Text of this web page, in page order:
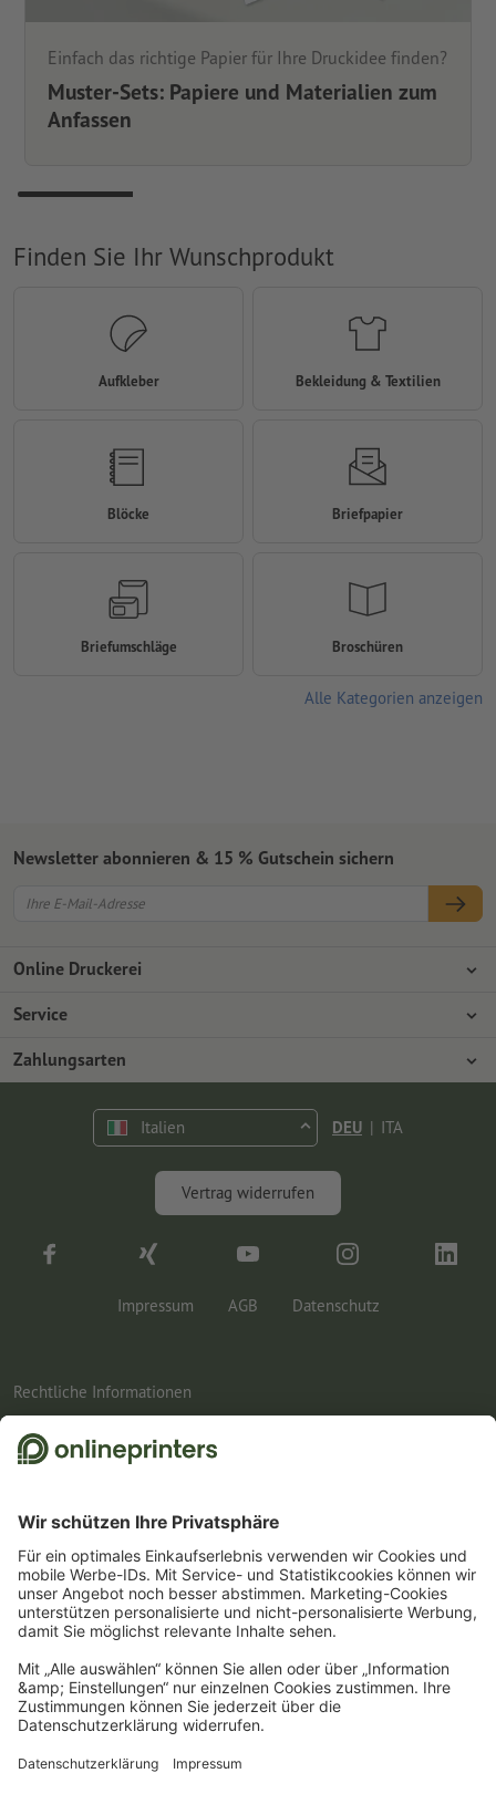
Einfach das richtige Papier für Ihre Druckidee finden?
Muster-Sets: Papiere und Materialien zum
Anfassen
Finden Sie Ihr Wunschprodukt
Aufkleber Bekleidung & Textilien
Blöcke Briefpapier
Briefumschläge Broschüren
Alle Kategorien anzeigen
Online Druckerei
Über Onlineprinters
Presse
Umweltschutz
Service
Zahlungsarten
Reklamation
Zahlungsarten
Newsletter abonnieren & 15 % Gutschein sichern
Italien DEU | ITA
Vertrag widerrufen
Impressum AGB Datenschutz
Rechtliche Informationen
1
BROCHURESALE12 im dafür vorgesehenen Feld im Warenkorb eintragen und auf
die gesamte Broschüren- und Katalog-Kategorie sparen. Der Mindestbestellwert
Bestellung ist nur ein Gutscheincode einlösbar. Mehrfach einlösbar. Keine
Barauszahlung. Nicht mit weiteren Aktionen kombinierbar. Die Aktion gilt bis
einschließlich 31.8.2026.
2 Einfach den Gutscheincode CALENDARS10-26 im dafür vorgesehenen Feld im
Warenkorb eintragen und auf ausgewählte Produkte sparen. Kein
Aktionen kombinierbar. Die Aktion gilt bis einschliesslich 31.08.2026.
3Sie erhalten zunächst eine E-Mail, in der Sie die Anmeldung zum Newsletter durch
einen Klick bestätigen. Erst dann senden wir Ihnen den Rabattcode und künftig
Maximale Höhe des Rabatts: 150 € des Bestellwerts (netto). Einmalig einlösbar.